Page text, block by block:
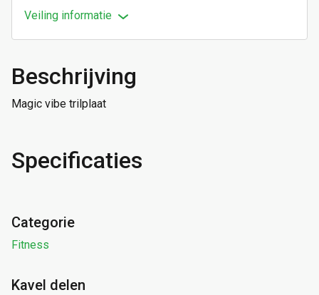
Veiling informatie
Beschrijving
Magic vibe trilplaat
Specificaties
Categorie
Fitness
Kavel delen